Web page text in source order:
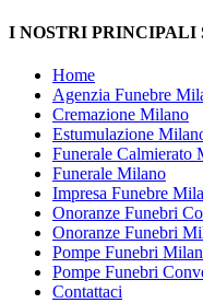
I NOSTRI PRINCIPALI
Home
Agenzia Funebre
Cremazione Milano
Estumulazione
Funerale Calmierato
Funerale Milano
Impresa Funebre
Onoranze Funebri
Onoranze Funebri
Pompe Funebri
Pompe Funebri
Contattaci